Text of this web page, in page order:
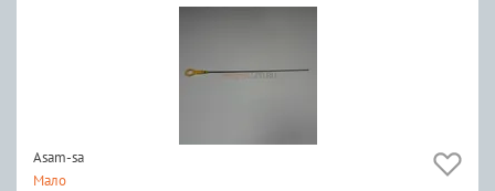
Asam-sa
Мало